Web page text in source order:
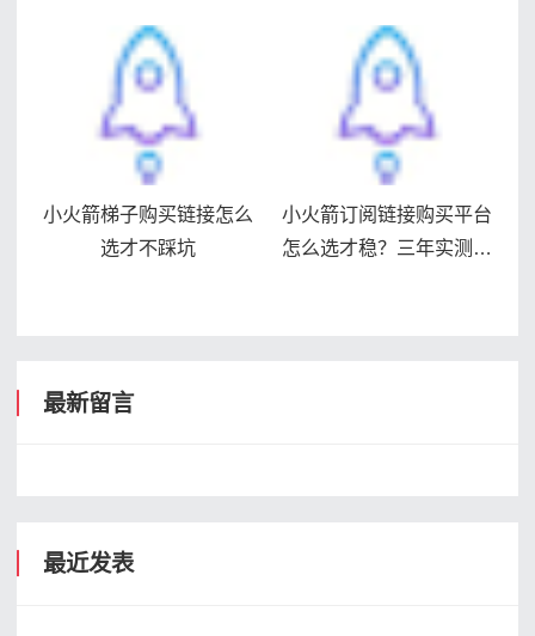
小火箭梯子购买链接怎么
选才不踩坑
小火箭订阅链接购买平台
怎么选才稳？三年实测避
最新留言
最近发表